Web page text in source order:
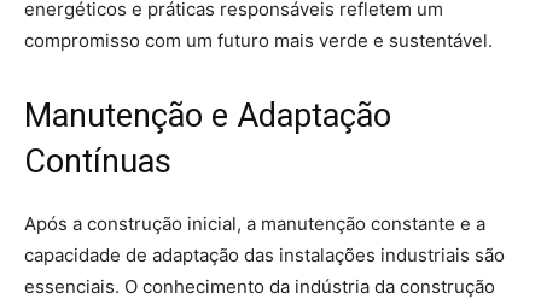
energéticos e práticas responsáveis refletem um
compromisso com um futuro mais verde e sustentável.
Manutenção e Adaptação
Contínuas
Após a construção inicial, a manutenção constante e a
capacidade de adaptação das instalações industriais são
essenciais. O conhecimento da indústria da construção